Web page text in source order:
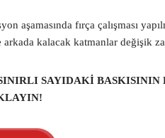
aşamasında fırça çalışması
kalacak katmanlar değişik
SAYIDAKİ BASKISININ